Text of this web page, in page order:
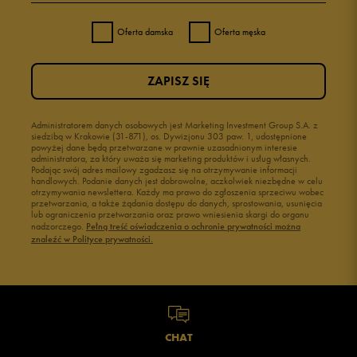
Oferta damska Oferta męska
Administratorem danych osobowych jest Marketing Investment Group S.A. z
siedzibą w Krakowie (31-871), os. Dywizjonu 303 paw. 1, udostępnione
powyżej dane będą przetwarzane w prawnie uzasadnionym interesie
administratora, za który uważa się marketing produktów i usług własnych.
Podając swój adres mailowy zgadzasz się na otrzymywanie informacji
handlowych. Podanie danych jest dobrowolne, aczkolwiek niezbędne w celu
otrzymywania newslettera. Każdy ma prawo do zgłoszenia sprzeciwu wobec
przetwarzania, a także żądania dostępu do danych, sprostowania, usunięcia
lub ograniczenia przetwarzania oraz prawo wniesienia skargi do organu
nadzorczego. Pełną treść oświadczenia o ochronie prywatności można
znaleźć w Polityce prywatności.
ZAPISZ SIĘ
CHAT